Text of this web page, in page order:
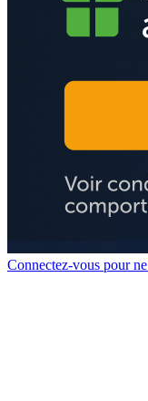
Connectez-vous pour